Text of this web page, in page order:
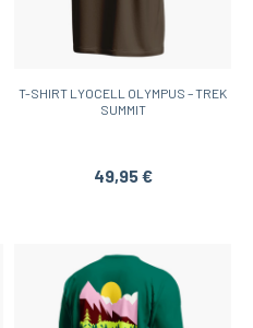
T-SHIRT LYOCELL OLYMPUS – TREK
SUMMIT
49,95 €